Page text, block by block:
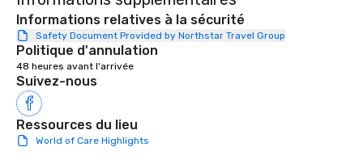
Informations relatives à la sécurité
Safety Document Provided by Northstar Travel Group
Politique d'annulation
48 heures avant l'arrivée
Suivez-nous
Ressources du lieu
World of Care Highlights